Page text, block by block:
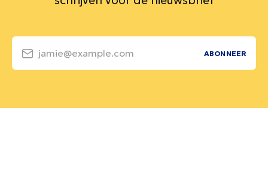
jamie@example.com ABONNEER